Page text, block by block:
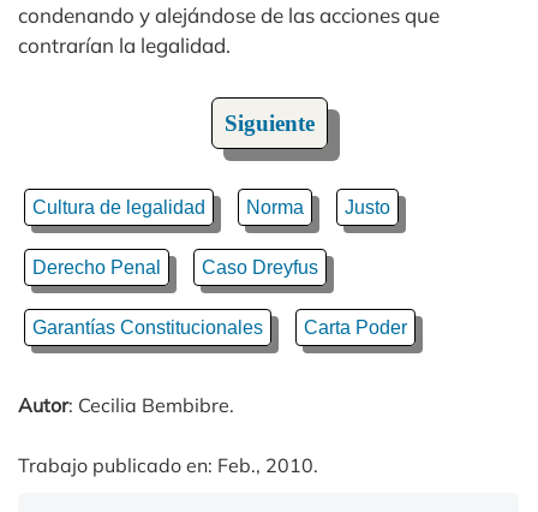
condenando y alejándose de las acciones que
contrarían la legalidad.
Siguiente
Cultura de legalidad Norma Justo
Derecho Penal Caso Dreyfus
Garantías Constitucionales Carta Poder
Autor: Cecilia Bembibre.
Trabajo publicado en: Feb., 2010.